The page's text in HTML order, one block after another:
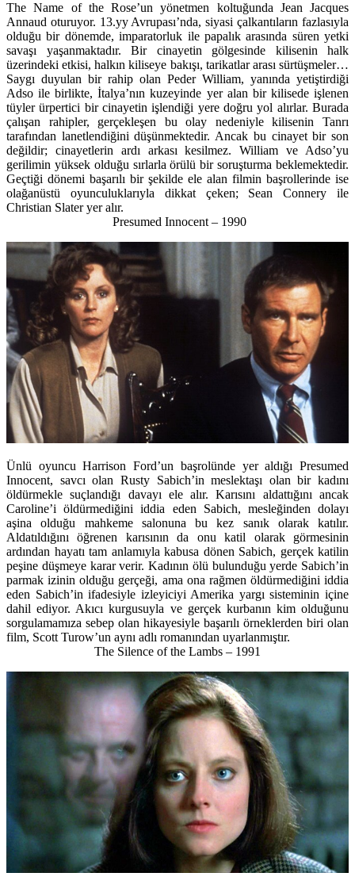
The Name of the Rose’un yönetmen koltuğunda Jean Jacques
Annaud oturuyor. 13.yy Avrupası’nda, siyasi çalkantıların fazlasıyla
olduğu bir dönemde, imparatorluk ile papalık arasında süren yetki
savaşı yaşanmaktadır. Bir cinayetin gölgesinde kilisenin halk
üzerindeki etkisi, halkın kiliseye bakışı, tarikatlar arası sürtüşmeler…
Saygı duyulan bir rahip olan Peder William, yanında yetiştirdiği
Adso ile birlikte, İtalya’nın kuzeyinde yer alan bir kilisede işlenen
tüyler ürpertici bir cinayetin işlendiği yere doğru yol alırlar. Burada
çalışan rahipler, gerçekleşen bu olay nedeniyle kilisenin Tanrı
tarafından lanetlendiğini düşünmektedir. Ancak bu cinayet bir son
değildir; cinayetlerin ardı arkası kesilmez. William ve Adso’yu
gerilimin yüksek olduğu sırlarla örülü bir soruşturma beklemektedir.
Geçtiği dönemi başarılı bir şekilde ele alan filmin başrollerinde ise
olağanüstü oyunculuklarıyla dikkat çeken; Sean Connery ile
Christian Slater yer alır.
Presumed Innocent – 1990
Ünlü oyuncu Harrison Ford’un başrolünde yer aldığı Presumed
Innocent, savcı olan Rusty Sabich’in meslektaşı olan bir kadını
öldürmekle suçlandığı davayı ele alır. Karısını aldattığını ancak
Caroline’i öldürmediğini iddia eden Sabich, mesleğinden dolayı
aşina olduğu mahkeme salonuna bu kez sanık olarak katılır.
Aldatıldığını öğrenen karısının da onu katil olarak görmesinin
ardından hayatı tam anlamıyla kabusa dönen Sabich, gerçek katilin
peşine düşmeye karar verir. Kadının ölü bulunduğu yerde Sabich’in
parmak izinin olduğu gerçeği, ama ona rağmen öldürmediğini iddia
eden Sabich’in ifadesiyle izleyiciyi Amerika yargı sisteminin içine
dahil ediyor. Akıcı kurgusuyla ve gerçek kurbanın kim olduğunu
sorgulamamıza sebep olan hikayesiyle başarılı örneklerden biri olan
film, Scott Turow’un aynı adlı romanından uyarlanmıştır.
The Silence of the Lambs – 1991